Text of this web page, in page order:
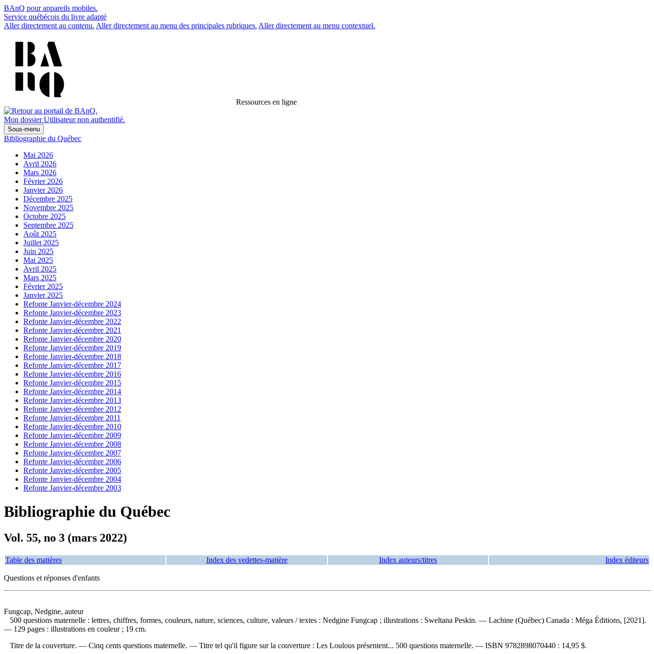
BAnQ pour appareils mobiles.
Service québécois du livre adapté
Aller directement au contenu. Aller directement au menu des principales rubriques. Aller directement au menu contextuel.
Ressources en ligne
Mon dossier Utilisateur non authentifié.
Sous-menu
Bibliographie du Québec
Mai 2026
Avril 2026
Mars 2026
Février 2026
Janvier 2026
Décembre 2025
Novembre 2025
Octobre 2025
Septembre 2025
Août 2025
Juillet 2025
Juin 2025
Mai 2025
Avril 2025
Mars 2025
Février 2025
Janvier 2025
Refonte Janvier-décembre 2024
Refonte Janvier-décembre 2023
Refonte Janvier-décembre 2022
Refonte Janvier-décembre 2021
Refonte Janvier-décembre 2020
Refonte Janvier-décembre 2019
Refonte Janvier-décembre 2018
Refonte Janvier-décembre 2017
Refonte Janvier-décembre 2016
Refonte Janvier-décembre 2015
Refonte Janvier-décembre 2014
Refonte Janvier-décembre 2013
Refonte Janvier-décembre 2012
Refonte Janvier-décembre 2011
Refonte Janvier-décembre 2010
Refonte Janvier-décembre 2009
Refonte Janvier-décembre 2008
Refonte Janvier-décembre 2007
Refonte Janvier-décembre 2006
Refonte Janvier-décembre 2005
Refonte Janvier-décembre 2004
Refonte Janvier-décembre 2003
Bibliographie du Québec
Vol. 55, no 3 (mars 2022)
Table des matières Index des vedettes-matière Index auteurs/titres Index éditeurs
Questions et réponses d'enfants
Fungcap, Nedgine, auteur
500 questions maternelle : lettres, chiffres, formes, couleurs, nature, sciences, culture, valeurs / textes : Nedgine Fungcap ; illustrations : Sweltana Peskin. — Lachine (Québec) Canada : Méga Éditions, [2021].
— 129 pages : illustrations en couleur ; 19 cm.
Titre de la couverture. — Cinq cents questions maternelle. — Titre tel qu'il figure sur la couverture : Les Loulous présentent... 500 questions maternelle. — ISBN 9782898070440 : 14,95 $.